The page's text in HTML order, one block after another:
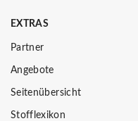
EXTRAS
Partner
Angebote
Seitenübersicht
Stofflexikon